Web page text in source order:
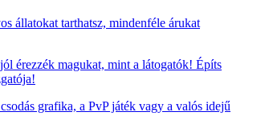
állatokat tarthatsz, mindenféle árukat
érezzék magukat, mint a látogatók! Építs
grafika, a PvP játék vagy a valós idejű